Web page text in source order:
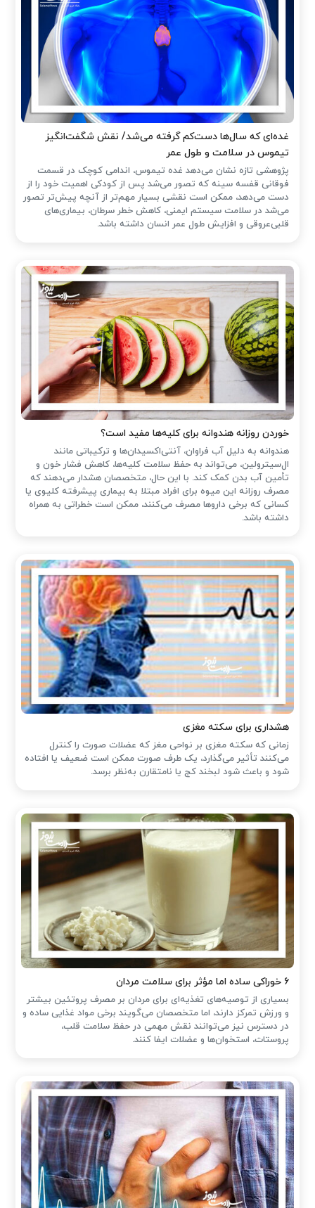
غده‌ای که سال‌ها دست‌کم گرفته می‌شد/ نقش شگفت‌انگیز
تیموس در سلامت و طول عمر
پژوهشی تازه نشان می‌دهد غده تیموس، اندامی کوچک در قسمت
فوقانی قفسه سینه که تصور می‌شد پس از کودکی اهمیت خود را از
دست می‌دهد، ممکن است نقشی بسیار مهم‌تر از آنچه پیش‌تر تصور
می‌شد در سلامت سیستم ایمنی، کاهش خطر سرطان، بیماری‌های
قلبی‌عروقی و افزایش طول عمر انسان داشته باشد.
خوردن روزانه هندوانه برای کلیه‌ها مفید است؟
هندوانه به دلیل آب فراوان، آنتی‌اکسیدان‌ها و ترکیباتی مانند
ال‌سیترولین، می‌تواند به حفظ سلامت کلیه‌ها، کاهش فشار خون و
تأمین آب بدن کمک کند. با این حال، متخصصان هشدار می‌دهند که
مصرف روزانه این میوه برای افراد مبتلا به بیماری پیشرفته کلیوی یا
کسانی که برخی داروها مصرف می‌کنند، ممکن است خطراتی به همراه
داشته باشد.
هشداری برای سکته مغزی
زمانی که سکته مغزی بر نواحی مغز که عضلات صورت را کنترل
می‌کنند تأثیر می‌گذارد، یک طرف صورت ممکن است ضعیف یا افتاده
شود و باعث شود لبخند کج یا نامتقارن به‌نظر برسد.
۶ خوراکی ساده اما مؤثر برای سلامت مردان
بسیاری از توصیه‌های تغذیه‌ای برای مردان بر مصرف پروتئین بیشتر
و ورزش تمرکز دارند، اما متخصصان می‌گویند برخی مواد غذایی ساده و
در دسترس نیز می‌توانند نقش مهمی در حفظ سلامت قلب،
پروستات، استخوان‌ها و عضلات ایفا کنند.